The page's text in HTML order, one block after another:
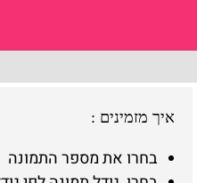
איך מזמינים :
בחרו את מספר